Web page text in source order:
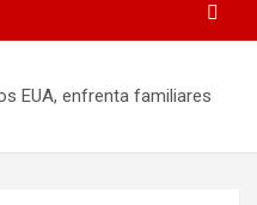
EUA, enfrenta familiares